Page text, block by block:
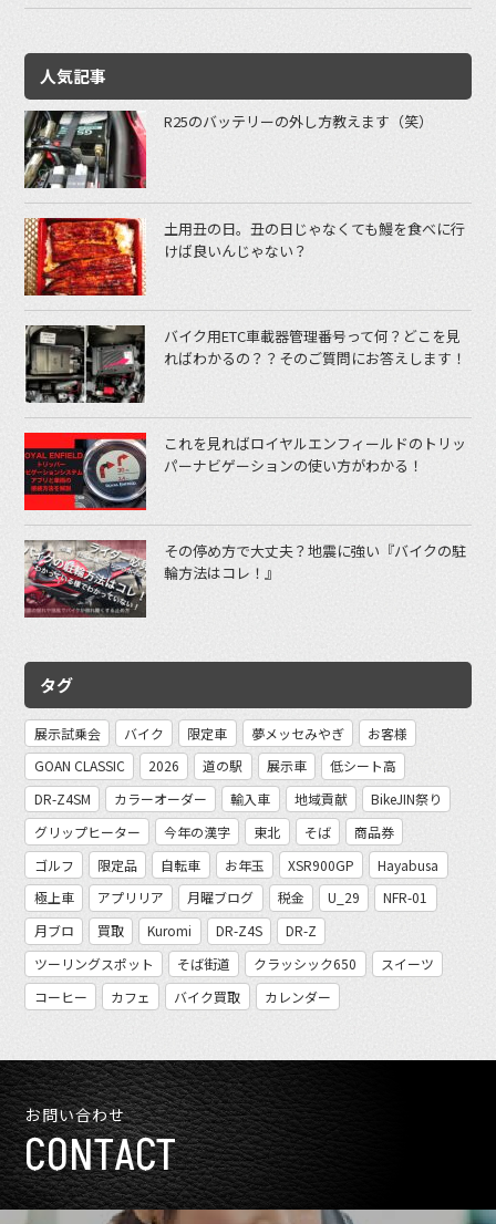
人気記事
R25のバッテリーの外し方教えます（笑）
土用丑の日。丑の日じゃなくても鰻を食べに行
けば良いんじゃない？
バイク用ETC車載器管理番号って何？どこを見
ればわかるの？？そのご質問にお答えします！
これを見ればロイヤルエンフィールドのトリッ
パーナビゲーションの使い方がわかる！
その停め方で大丈夫？地震に強い『バイクの駐
輪方法はコレ！』
タグ
展示試乗会 バイク 限定車 夢メッセみやぎ
お客様
GOAN CLASSIC
2026 道の駅 展示車
低シート高
DR-Z4SM
カラーオーダー 輸入車 地域貢献
BikeJIN祭り
グリップヒーター
今年の漢字 東北 そば
商品券
ゴルフ
限定品 自転車 お年玉 XSR900GP
Hayabusa
極上車
アプリリア 月曜ブログ 税金 U_29
NFR-01
月ブロ
買取 Kuromi DR-Z4S
DR-Z
ツーリングスポット
そば街道 クラッシック650
スイーツ
コーヒー
カフェ バイク買取 カレンダー
お問い合わせ
CONTACT